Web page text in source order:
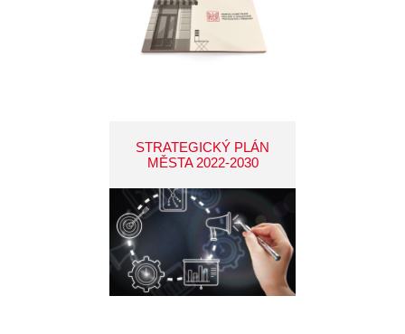
STRATEGICKÝ PLÁN
MĚSTA 2022-2030